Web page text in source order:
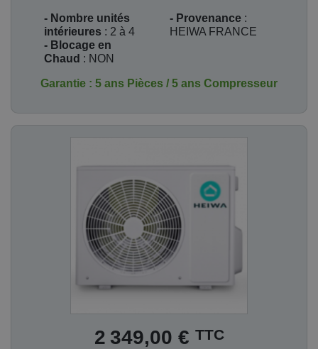
- Nombre unités
intérieures : 2 à 4
- Blocage en
Chaud : NON
- Provenance :
HEIWA FRANCE
Garantie : 5 ans Pièces / 5 ans Compresseur
2 349,00 € TTC